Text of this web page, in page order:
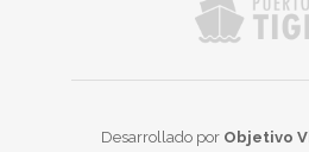
Desarrollado por Objetivo